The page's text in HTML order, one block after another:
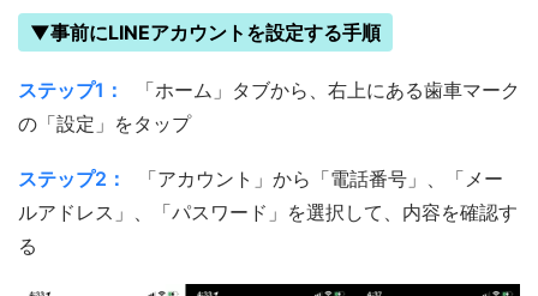
▼事前にLINEアカウントを設定する手順
ステップ1：
「ホーム」タブから、右上にある歯車マーク
の「設定」をタップ
ステップ2：
「アカウント」から「電話番号」、「メー
ルアドレス」、「パスワード」を選択して、内容を確認す
る